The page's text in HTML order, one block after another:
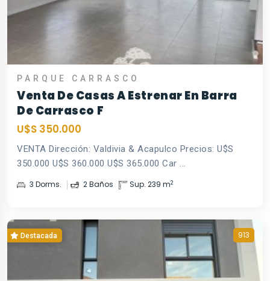
PARQUE CARRASCO
Venta De Casas A Estrenar En Barra
De Carrasco F
U$S 350.000
VENTA Dirección: Valdivia & Acapulco Precios: U$S
350.000 U$S 360.000 U$S 365.000 Car ...
3 Dorms. 2 Baños Sup. 239 m2
Destacada 913